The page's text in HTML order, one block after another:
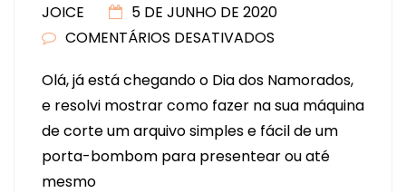
JOICE
5 DE JUNHO DE 2020
COMENTÁRIOS DESATIVADOS
BOMBOM
DIA
DOS
NAMORADOS
Olá, já está chegando o Dia dos Namorados,
e resolvi mostrar como fazer na sua máquina
de corte um arquivo simples e fácil de um
porta-bombom para presentear ou até
mesmo